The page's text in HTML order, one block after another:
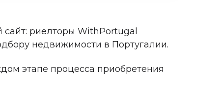
риелторы WithPortugal
недвижимости в Португалии.
этапе процесса приобретения